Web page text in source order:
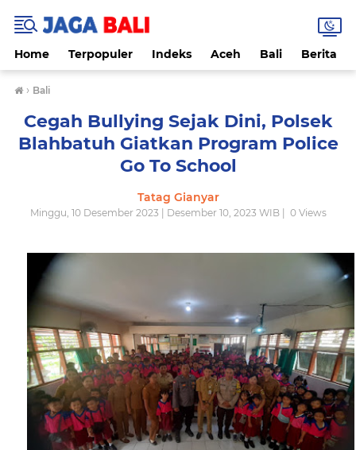
Home Terpopuler Indeks Aceh Bali Berita
› Bali
Cegah Bullying Sejak Dini, Polsek
Blahbatuh Giatkan Program Police
Go To School
Tatag Gianyar
Minggu, 10 Desember 2023 | Desember 10, 2023 WIB | 0Views